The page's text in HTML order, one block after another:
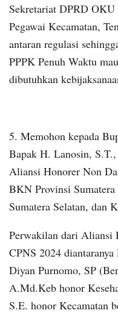
Sekretariat DPRD
Pegawai Kecamatan,
antaran regulasi
PPPK Penuh Waktu
dibutuhkan
5. Memohon kepada
Bapak H. Lanosin,
Aliansi Honorer Non
BKN Provinsi
Sumatera Selatan, dan
Perwakilan dari Aliansi
CPNS 2024
Diyan Purnomo, SP
A.Md.Keb honor
S.E. honor Kecamatan